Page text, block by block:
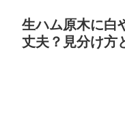
生ハム原木に白
丈夫？見分け方